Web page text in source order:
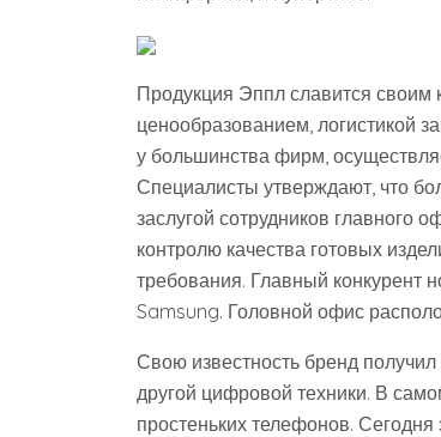
Продукция Эппл славится своим
ценообразованием, логистикой
у большинства фирм,
Специалисты утверждают, что
заслугой сотрудников главного
контролю качества готовых
требования. Главный конкурент
Samsung. Головной офис
Свою известность бренд
другой цифровой техники. В
простеньких телефонов.